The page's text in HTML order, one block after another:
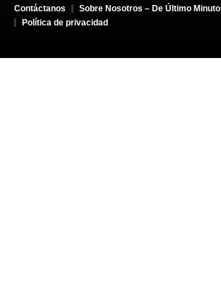
Contáctanos
Sobre Nosotros – De Último Minuto
Política de privacidad